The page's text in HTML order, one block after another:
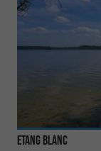
Etang Blanc